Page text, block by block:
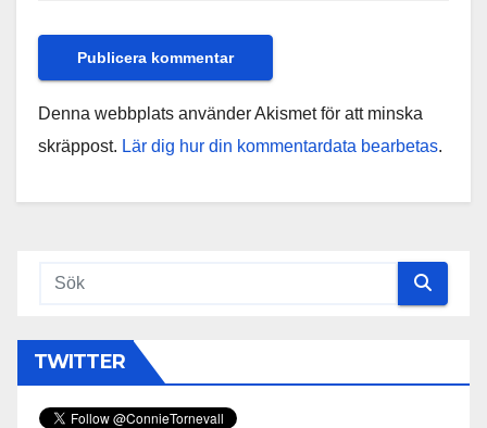
Denna webbplats använder Akismet för att minska
skräppost. Lär dig hur din kommentardata bearbetas.
TWITTER